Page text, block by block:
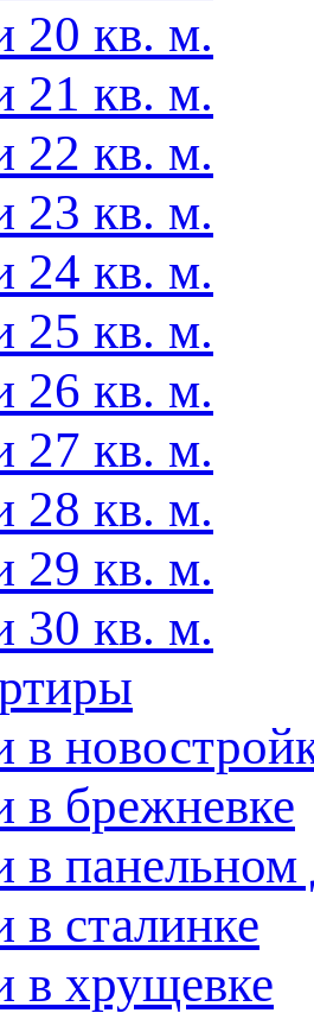
20 кв. м.
21 кв. м.
22 кв. м.
23 кв. м.
24 кв. м.
25 кв. м.
26 кв. м.
27 кв. м.
28 кв. м.
29 кв. м.
30 кв. м.
в
в брежневке
в панельном
в сталинке
в хрущевке